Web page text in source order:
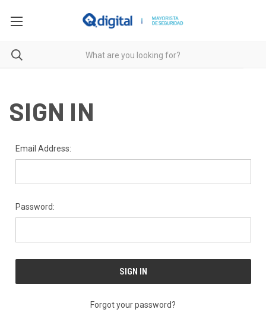
SIGN IN
Email Address:
Password:
Forgot your password?